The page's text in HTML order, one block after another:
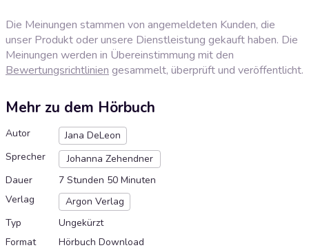
Die Meinungen stammen von angemeldeten Kunden, die
unser Produkt oder unsere Dienstleistung gekauft haben. Die
Meinungen werden in Übereinstimmung mit den
Bewertungsrichtlinien gesammelt, überprüft und veröffentlicht.
Mehr zu dem Hörbuch
Autor
Jana DeLeon
Sprecher
Johanna Zehendner
Dauer
7 Stunden 50 Minuten
Verlag
Argon Verlag
Typ
Ungekürzt
Format
Hörbuch Download